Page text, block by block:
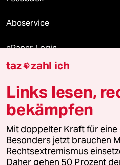
Aboservice
ePaper Login
Downloads für Abonnierende
© 2026 taz Verlags und
Alle Rechte vorbehalten. Bei
wenden Sie sich bitte an
taz zahl ich
Links lesen,
bekämpfen
Mit doppelter Kraft für
Besonders jetzt brauchen
Rechtsextremismus
Daher gehen 50 Prozent